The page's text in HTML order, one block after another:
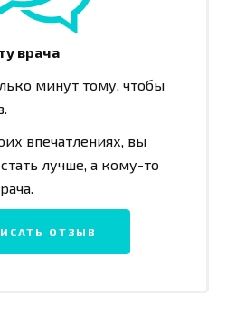
врача
минут тому, чтобы
впечатлениях, вы
лучше, а кому-то
ОТЗЫВ